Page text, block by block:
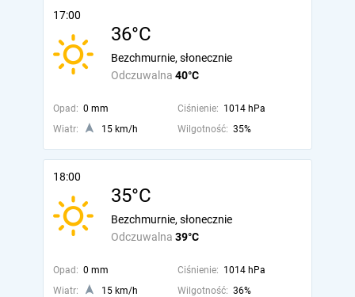
17:00
36°C
Odczuwalna 40°C
Bezchmurnie, słonecznie
Opad: 0 mm Ciśnienie: 1014 hPa
Wiatr:
15 km/h Wilgotność: 35%
18:00
35°C
Odczuwalna 39°C
Bezchmurnie, słonecznie
Opad: 0 mm Ciśnienie: 1014 hPa
Wiatr:
15 km/h Wilgotność: 36%